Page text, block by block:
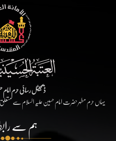
ڈیجیٹل رسائی حرم امام
یہاں حرم مطہر حضرت امام حسین علیہ السلام سے
ہم سے